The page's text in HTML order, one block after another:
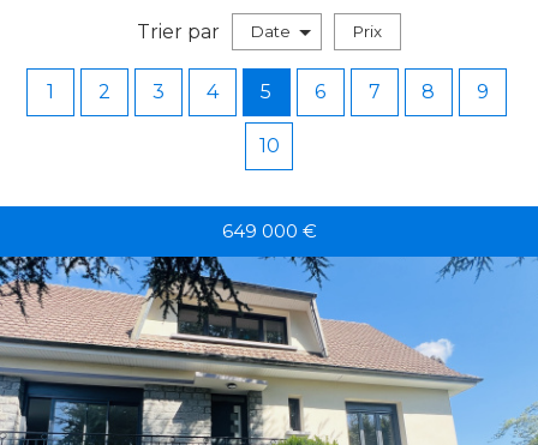
5KM 10KM 25KM
RECHERCHER
+ de critères
Trier par Date Prix
1 2 3 4 5 6 7 8 9
10
649 000 €